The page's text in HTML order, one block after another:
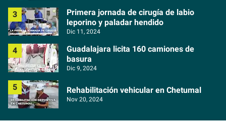
Primera jornada de cirugía de labio
leporino y paladar hendido
Dic 11, 2024
Guadalajara licita 160 camiones de
basura
Dic 9, 2024
Rehabilitación vehicular en Chetumal
Nov 20, 2024